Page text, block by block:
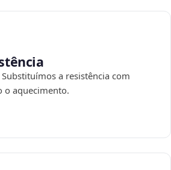
a resistência com
o aquecimento.